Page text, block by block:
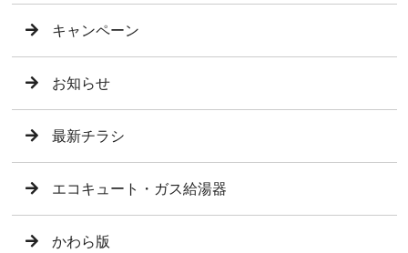
キャンペーン
お知らせ
最新チラシ
エコキュート・ガス給湯器
かわら版